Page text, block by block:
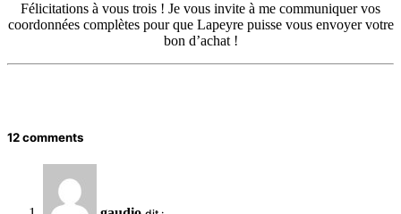
Félicitations à vous trois ! Je vous invite à me communiquer vos
coordonnées complètes pour que Lapeyre puisse vous envoyer votre
bon d’achat !
12 comments